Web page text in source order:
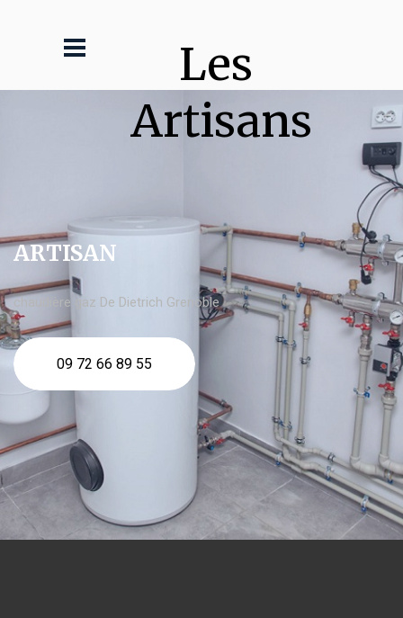
Les
Artisans
ARTISAN
chaudière gaz De Dietrich Grenoble
09 72 66 89 55